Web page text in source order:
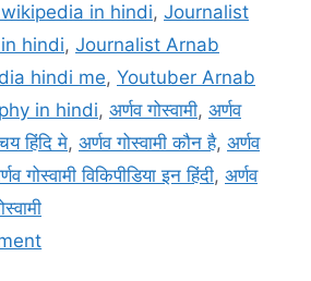
in hindi, Journalist
hindi, Journalist Arnab
hindi me, Youtuber Arnab
in hindi, अर्णव गोस्वामी, अर्णव
हिंदि मे, अर्णव गोस्वामी कौन है, अर्णव
गोस्वामी विकिपीडिया इन हिंदी, अर्णव